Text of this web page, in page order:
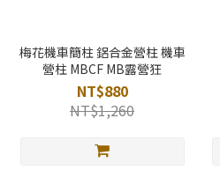
梅花機車簡柱 鋁合金營柱 機車
營柱 MBCF MB露營狂
NT$880
NT$1,260